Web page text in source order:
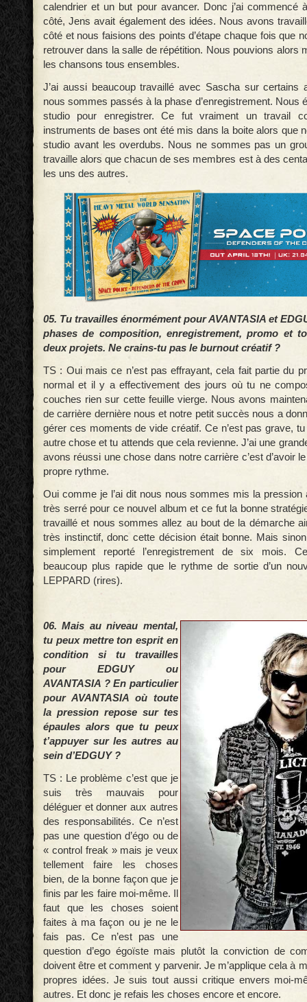
calendrier et un but pour avancer. Donc j’ai commencé
côté, Jens avait également des idées. Nous avons
côté et nous faisions des points d’étape chaque fois que
retrouver dans la salle de répétition. Nous pouvions alors
les chansons tous ensembles.
J’ai aussi beaucoup travaillé avec Sascha sur certains
nous sommes passés à la phase d’enregistrement. Nous
studio pour enregistrer. Ce fut vraiment un travail
instruments de bases ont été mis dans la boite alors que
studio avant les overdubs. Nous ne sommes pas un
travaille alors que chacun de ses membres est à des
les uns des autres.
05. Tu travailles énormément pour AVANTASIA et
phases de composition, enregistrement, promo et
deux projets. Ne crains-tu pas le burnout créatif ?
TS : Oui mais ce n’est pas effrayant, cela fait partie du
normal et il y a effectivement des jours où tu ne
couches rien sur cette feuille vierge. Nous avons
de carrière dernière nous et notre petit succès nous a
gérer ces moments de vide créatif. Ce n’est pas grave,
autre chose et tu attends que cela revienne. J’ai une
avons réussi une chose dans notre carrière c’est d’avoir
propre rythme.
Oui comme je l’ai dit nous nous sommes mis la pression
très serré pour ce nouvel album et ce fut la bonne
travaillé et nous sommes allez au bout de la démarche
très instinctif, donc cette décision était bonne. Mais
simplement reporté l’enregistrement de six mois.
beaucoup plus rapide que le rythme de sortie d’un
LEPPARD (rires).
06. Mais au niveau mental,
tu peux mettre ton esprit en
condition si tu travailles
pour EDGUY ou
AVANTASIA ? En particulier
pour AVANTASIA où toute
la pression repose sur tes
épaules alors que tu peux
t’appuyer sur les autres au
sein d’EDGUY ?
TS : Le problème c’est que je
suis très mauvais pour
déléguer et donner aux autres
des responsabilités. Ce n’est
pas une question d’égo ou de
« control freak » mais je veux
tellement faire les choses
bien, de la bonne façon que je
finis par les faire moi-même. Il
faut que les choses soient
faites à ma façon ou je ne le
fais pas. Ce n’est pas une
question d’ego égoïste mais plutôt la conviction de
doivent être et comment y parvenir. Je m’applique cela à
propres idées. Je suis tout aussi critique envers moi-
autres. Et donc je refais les choses encore et encore.